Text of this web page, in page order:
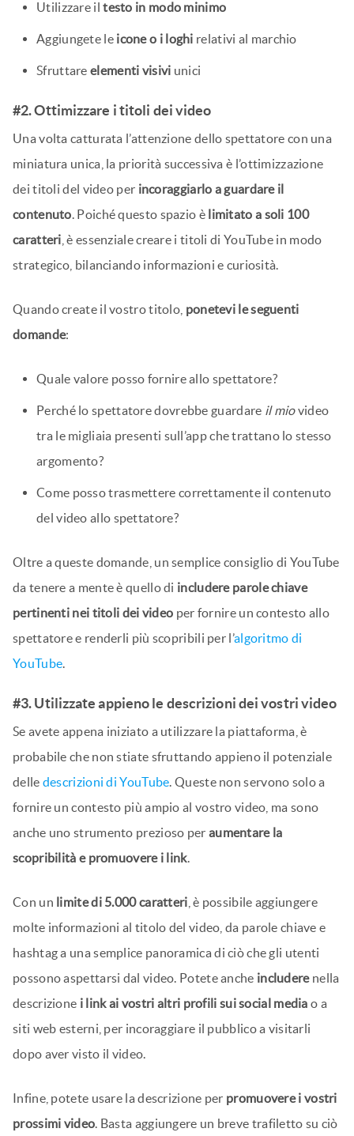
Utilizzare iltesto in modo minimo
Aggiungete le icone o i loghi relativi al marchio
Sfruttare elementi visivi unici
#2. Ottimizzare i titoli dei video
Una volta catturata l’attenzione dello spettatore con una
miniatura unica, la priorità successiva è l’ottimizzazione
dei titoli del video per incoraggiarlo a guardare il
contenuto. Poiché questo spazio è limitato a soli 100
caratteri , è essenziale creare i titoli di YouTube in modo
strategico, bilanciando informazioni e curiosità.
Quando create il vostro titolo, ponetevi le seguenti
domande:
Quale valore posso fornire allo spettatore?
Perché lo spettatore dovrebbe guardare il miovideo
tra le migliaia presenti sull’app che trattano lo stesso
argomento?
Come posso trasmettere correttamente il contenuto
del video allo spettatore?
Oltre a queste domande, un semplice consiglio di YouTube
da tenere a mente è quello di includere parole chiave
pertinenti nei titoli dei video per fornire un contesto allo
spettatore e renderli più scopribili per l’algoritmo di
YouTube.
#3. Utilizzate appieno le descrizioni dei vostri video
Se avete appena iniziato a utilizzare la piattaforma, è
probabile che non stiate sfruttando appieno il potenziale
delle descrizioni di YouTube. Queste non servono solo a
fornire un contesto più ampio al vostro video, ma sono
anche uno strumento prezioso per aumentare la
scopribilità e promuovere i link.
Con un limite di 5.000 caratteri , è possibile aggiungere
molte informazioni al titolo del video, da parole chiave e
hashtag a una semplice panoramica di ciò che gli utenti
possono aspettarsi dal video. Potete anche includere nella
descrizione i link ai vostri altri profili sui social mediao a
siti web esterni, per incoraggiare il pubblico a visitarli
dopo aver visto il video.
Infine, potete usare la descrizione per promuovere i vostri
prossimi video. Basta aggiungere un breve trafiletto su ciò